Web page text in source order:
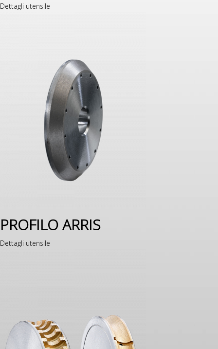
Dettagli utensile
PROFILO ARRIS
Dettagli utensile